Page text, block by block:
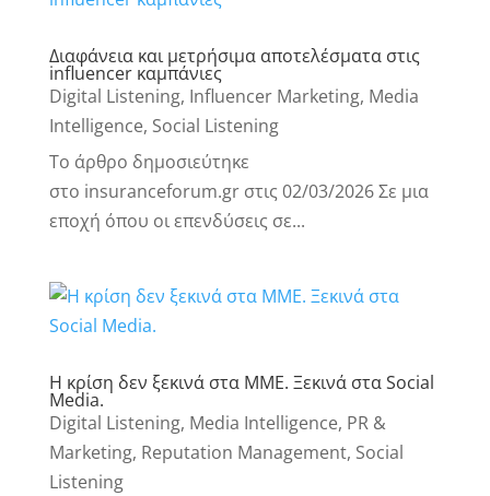
Διαφάνεια και μετρήσιμα αποτελέσματα στις
influencer καμπάνιες
Digital Listening, Influencer Marketing, Media
Intelligence, Social Listening
Το άρθρο δημοσιεύτηκε
στο insuranceforum.gr στις 02/03/2026 Σε μια
εποχή όπου οι επενδύσεις σε...
Η κρίση δεν ξεκινά στα ΜΜΕ. Ξεκινά στα Social
Media.
Digital Listening, Media Intelligence, PR &
Marketing, Reputation Management, Social
Listening